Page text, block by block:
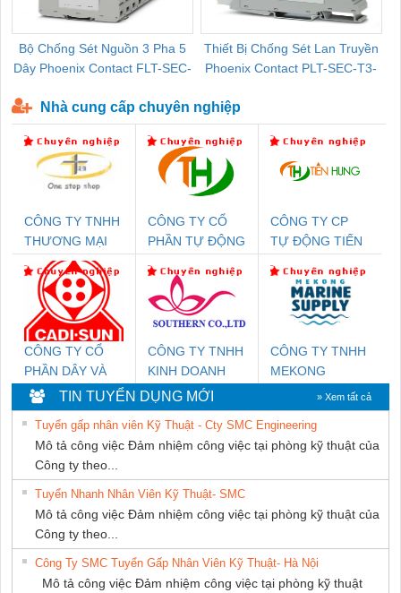
Bộ Chống Sét Nguồn 3 Pha 5
Dây Phoenix Contact FLT-SEC-
Thiết Bị Chống Sét Lan Truyền
Phoenix Contact PLT-SEC-T3-
Nhà cung cấp chuyên nghiệp
CÔNG TY TNHH
THƯƠNG MẠI
THIÊN ÂN VIỆT
NAM
CÔNG TY CỔ
PHẦN TỰ ĐỘNG
CÔNG TY CP
TỰ ĐỘNG TIẾN
CÔNG TY CỔ
PHẦN DÂY VÀ
CÁP ĐIỆN
THƯỢNG ĐÌNH
CÔNG TY TNHH
KINH DOANH
DỊCH VỤ XNK
PHƯƠNG NAM
CÔNG TY TNHH
MEKONG
SUPPLY
TIN TUYỂN DỤNG MỚI » Xem tất cả
Tuyển gấp nhân viên Kỹ Thuật - Cty SMC Engineering
Mô tả công việc Đảm nhiệm công việc tại phòng kỹ thuật của
Công ty theo...
Tuyển Nhanh Nhân Viên Kỹ Thuật- SMC
Mô tả công việc Đảm nhiệm công việc tại phòng kỹ thuật của
Công ty theo...
Công Ty SMC Tuyển Gấp Nhân Viên Kỹ Thuật- Hà Nội
Mô tả công việc Đảm nhiệm công việc tại phòng kỹ thuật